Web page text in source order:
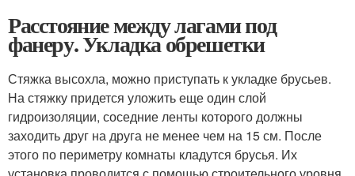
Расстояние между лагами под
фанеру. Укладка обрешетки
Стяжка высохла, можно приступать к укладке брусьев.
На стяжку придется уложить еще один слой
гидроизоляции, соседние ленты которого должны
заходить друг на друга не менее чем на 15 см. После
этого по периметру комнаты кладутся брусья. Их